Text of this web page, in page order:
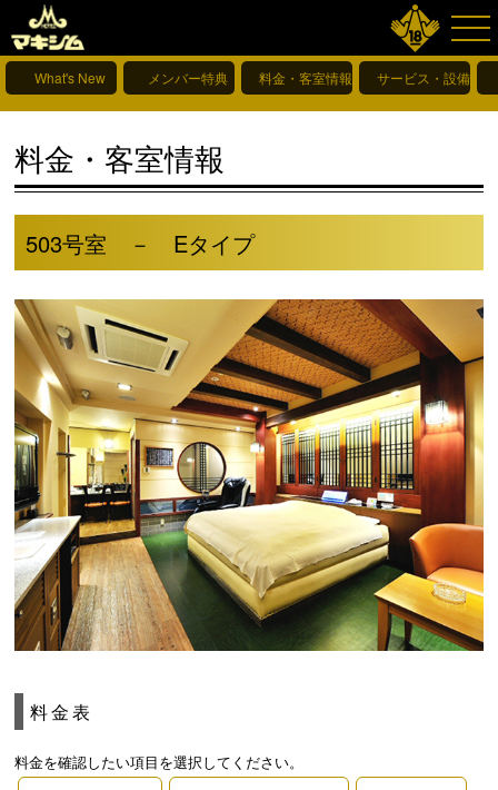
What's New メンバー特典 料金・客室情報 サービス・設備情報
料金・客室情報
503号室 － Eタイプ
料金表
料金を確認したい項目を選択してください。